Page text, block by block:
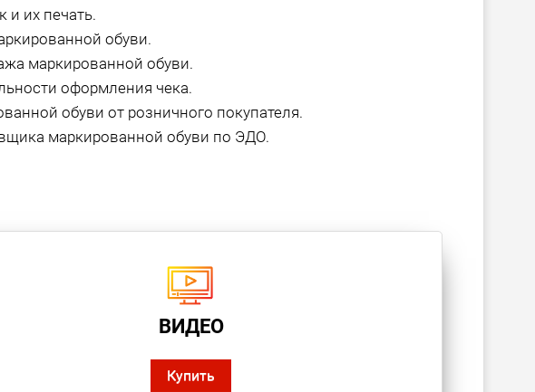
и их печать.
обуви.
маркированной обуви.
оформления чека.
обуви от розничного покупателя.
маркированной обуви по ЭДО.
ВИДЕО
Купить